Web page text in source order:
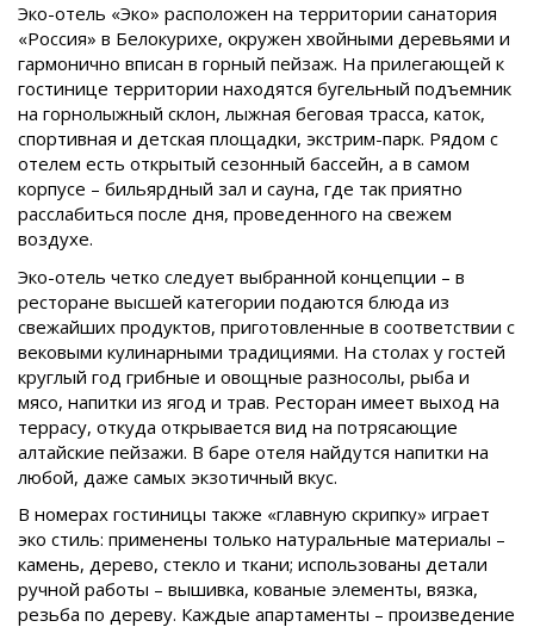
Эко-отель «Эко» расположен на территории санатория
«Россия» в Белокурихе, окружен хвойными деревьями и
гармонично вписан в горный пейзаж. На прилегающей к
гостинице территории находятся бугельный подъемник
на горнолыжный склон, лыжная беговая трасса, каток,
спортивная и детская площадки, экстрим-парк. Рядом с
отелем есть открытый сезонный бассейн, а в самом
корпусе – бильярдный зал и сауна, где так приятно
расслабиться после дня, проведенного на свежем
воздухе.
Эко-отель четко следует выбранной концепции – в
ресторане высшей категории подаются блюда из
свежайших продуктов, приготовленные в соответствии с
вековыми кулинарными традициями. На столах у гостей
круглый год грибные и овощные разносолы, рыба и
мясо, напитки из ягод и трав. Ресторан имеет выход на
террасу, откуда открывается вид на потрясающие
алтайские пейзажи. В баре отеля найдутся напитки на
любой, даже самых экзотичный вкус.
В номерах гостиницы также «главную скрипку» играет
эко стиль: применены только натуральные материалы –
камень, дерево, стекло и ткани; использованы детали
ручной работы – вышивка, кованые элементы, вязка,
резьба по дереву. Каждые апартаменты – произведение